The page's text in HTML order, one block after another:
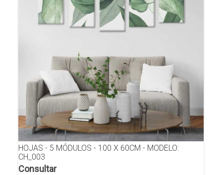
HOJAS - 5 MÓDULOS - 100 X 60CM - MODELO:
CH_003
Consultar